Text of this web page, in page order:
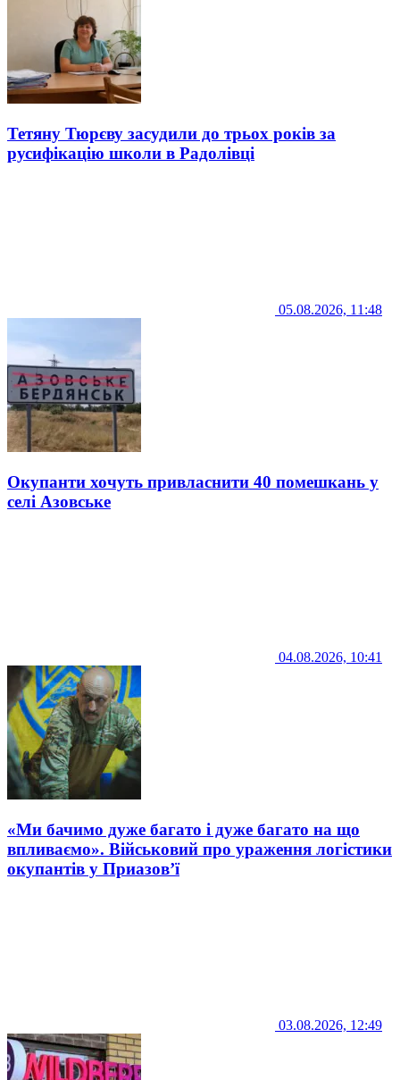
Тетяну Тюрєву засудили до трьох років за
русифікацію школи в Радолівці
05.08.2026, 11:48
Окупанти хочуть привласнити 40 помешкань у
селі Азовське
04.08.2026, 10:41
«Ми бачимо дуже багато і дуже багато на що
впливаємо». Військовий про ураження логістики
окупантів у Приазов’ї
03.08.2026, 12:49